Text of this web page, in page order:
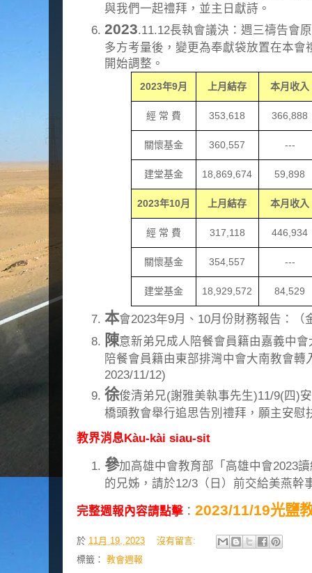
與我們一起禮拜，並主日獻詩。
2023.11.12長執會議決：週三禱告會
多方考量後，變更為奉獻袋放置在本
開始調整。
2023年9月 上月結存 本月收入
經 常 費 353,618 366,888
關懷基金 360,557 ---
建堂基金 18,869,674 59,898
2023年10月 上月結存 本月收入
經 常 費 317,118 446,934
關懷基金 354,557 ---
建堂基金 18,929,572 84,529
本會2023年9月、10月份財務報告：（
陳意新弟兄成人陪餐會員籍由嘉義中
陪餐會員籍由東部排灣中會大南教會轉
2023/11/12)
徐俊清弟兄(謝雅美執事先生)11/9(四)
橋頭教會舉行追思告別禮拜，願主安慰
教界消息Kàu-kài siau-sit
參加高雄中會教育部「高雄中會2023
的兄姊，請於12/3（日）前交給美燕幹
完整週報內容請點擊 ： 2023/11/19光鹽
於 11月 19, 2023
沒有留言:
標籤： 教會週報